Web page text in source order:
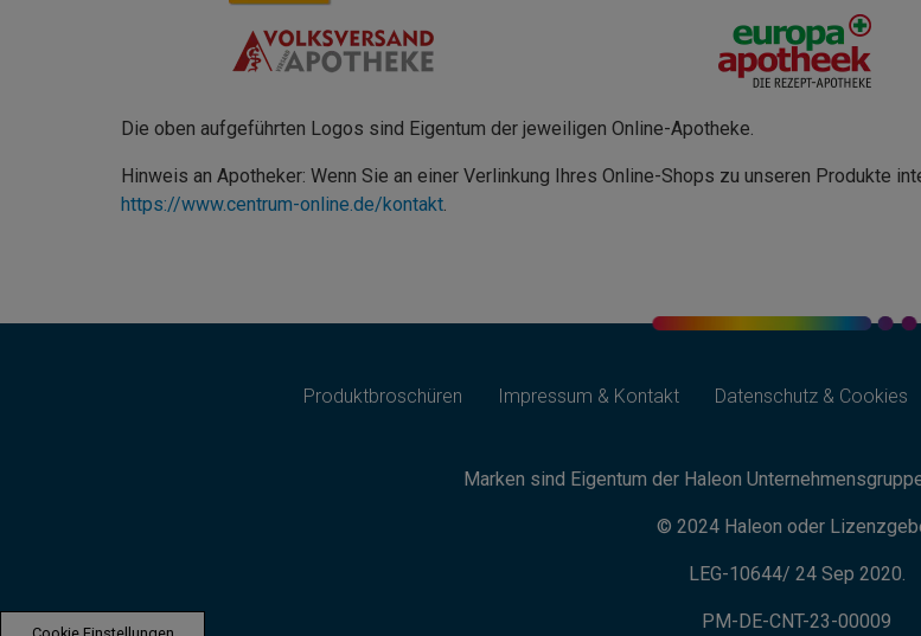
Die oben aufgeführten Logos sind Eigentum der jeweiligen Online-Apotheke.
Hinweis an Apotheker: Wenn Sie an einer Verlinkung Ihres Online-Shops zu unseren Produkte
https://www.centrum-online.de/kontakt.
Produktbroschüren Impressum & Kontakt Datenschutz & Cookies
Marken sind Eigentum der Haleon
© 2024 Haleon oder
LEG-10644/ 24 Sep 2020.
PM-DE-CNT-23-00009